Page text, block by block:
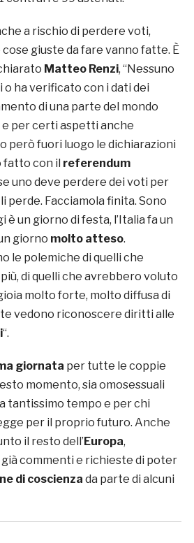
a rischio di perdere voti,
giuste da fare vanno fatte. È
Matteo Renzi, “Nessuno
o ha verificato con i dati dei
di una parte del mondo
per certi aspetti anche
però fuori luogo le dichiarazioni
fatto con il referendum
uno deve perdere dei voti per
perde. Facciamola finita. Sono
un giorno di festa, l’Italia fa un
giorno molto atteso.
le polemiche di quelli che
di quelli che avrebbero voluto
molto forte, molto diffusa di
vedono riconoscere diritti alle
“.
giornata per tutte le coppie
momento, sia omosessuali
tantissimo tempo e per chi
per il proprio futuro. Anche
il resto dell’Europa,
commenti e richieste di poter
di coscienza da parte di alcuni